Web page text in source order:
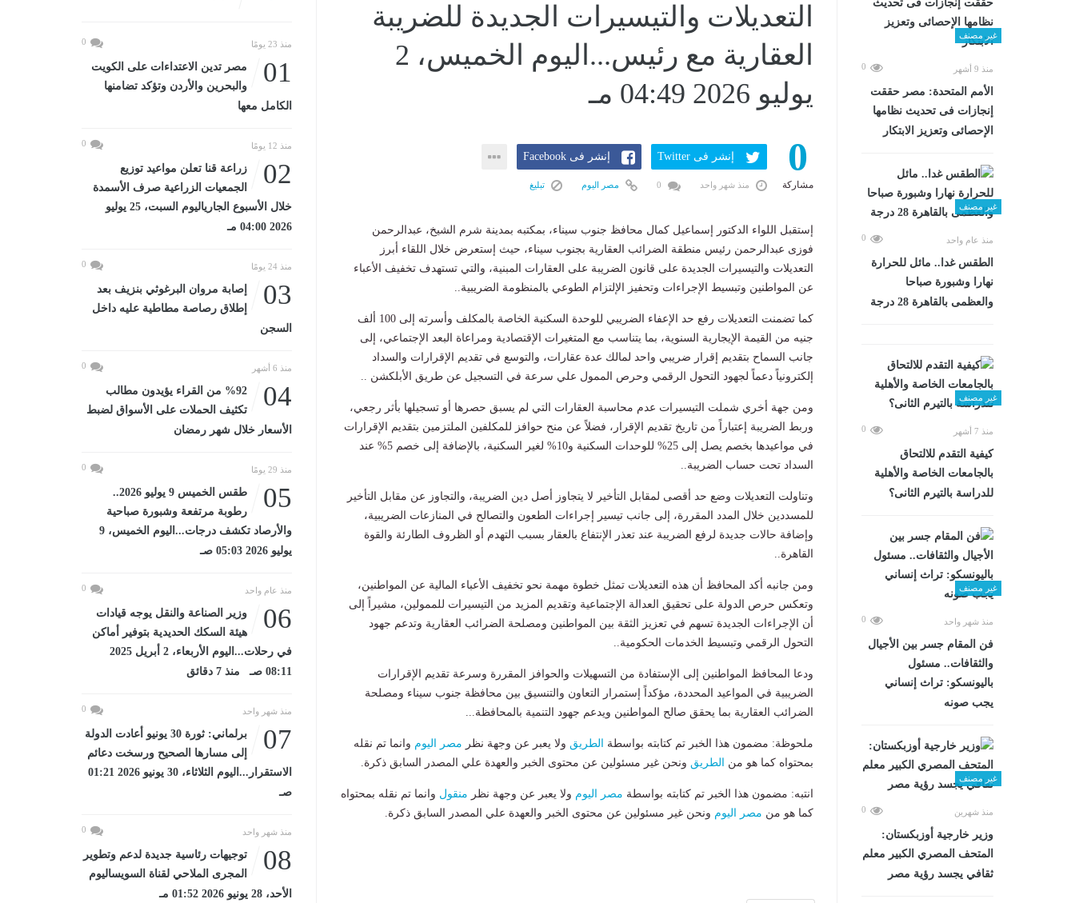
غير مصنف
منذ 9 أشهر 0
الأمم المتحدة: مصر حققت
إنجازات فى تحديث نظامها
الإحصائى وتعزيز الابتكار
غير مصنف
منذ عام واحد 0
الطقس غدا.. مائل للحرارة
نهارا وشبورة صباحا
والعظمى بالقاهرة 28 درجة
غير مصنف
منذ 7 أشهر 0
كيفية التقدم للالتحاق
بالجامعات الخاصة والأهلية
للدراسة بالتيرم الثانى؟
غير مصنف
منذ شهر واحد 0
فن المقام جسر بين الأجيال
والثقافات.. مسئول
باليونسكو: تراث إنساني
يجب صونه
غير مصنف
منذ شهرين 0
وزير خارجية أوزبكستان:
المتحف المصري الكبير معلم
ثقافي يجسد رؤية مصر
التعديلات والتيسيرات الجديدة للضريبة
العقارية مع رئيس...اليوم الخميس، 2
يوليو 2026 04:49 مـ
0
مشاركة
إنشر فى Twitter إنشر فى Facebook
منذ شهر واحد مصر اليوم تبليغ
إستقبل اللواء الدكتور إسماعيل كمال محافظ جنوب سيناء، بمكتبه بمدينة شرم الشيخ، عبدالرحمن
فوزى عبدالرحمن رئيس منطقة الضرائب العقارية بجنوب سيناء، حيث إستعرض خلال اللقاء أبرز
التعديلات والتيسيرات الجديدة على قانون الضريبة على العقارات المبنية، والتي تستهدف تخفيف الأعباء
عن المواطنين وتبسيط الإجراءات وتحفيز الإلتزام الطوعي بالمنظومة الضريبية..
كما تضمنت التعديلات رفع حد الإعفاء الضريبي للوحدة السكنية الخاصة بالمكلف وأسرته إلى 100 ألف
جنيه من القيمة الإيجارية السنوية، بما يتناسب مع المتغيرات الإقتصادية ومراعاة البعد الإجتماعي، إلى
جانب السماح بتقديم إقرار ضريبي واحد لمالك عدة عقارات، والتوسع في تقديم الإقرارات والسداد
إلكترونياً دعماً لجهود التحول الرقمي وحرص الممول علي سرعة في التسجيل عن طريق الأبلكشن ..
ومن جهة أخري شملت التيسيرات عدم محاسبة العقارات التي لم يسبق حصرها أو تسجيلها بأثر رجعي،
وربط الضريبة إعتباراً من تاريخ تقديم الإقرار، فضلاً عن منح حوافز للمكلفين الملتزمين بتقديم الإقرارات
في مواعيدها بخصم يصل إلى 25% للوحدات السكنية و10% لغير السكنية، بالإضافة إلى خصم 5% عند
السداد تحت حساب الضريبة..
وتناولت التعديلات وضع حد أقصى لمقابل التأخير لا يتجاوز أصل دين الضريبة، والتجاوز عن مقابل التأخير
للمسددين خلال المدد المقررة، إلى جانب تيسير إجراءات الطعون والتصالح في المنازعات الضريبية،
وإضافة حالات جديدة لرفع الضريبة عند تعذر الإنتفاع بالعقار بسبب التهدم أو الظروف الطارئة والقوة
القاهرة..
ومن جانبه أكد المحافظ أن هذه التعديلات تمثل خطوة مهمة نحو تخفيف الأعباء المالية عن المواطنين،
وتعكس حرص الدولة على تحقيق العدالة الإجتماعية وتقديم المزيد من التيسيرات للممولين، مشيراً إلى
أن الإجراءات الجديدة تسهم في تعزيز الثقة بين المواطنين ومصلحة الضرائب العقارية وتدعم جهود
التحول الرقمي وتبسيط الخدمات الحكومية..
ودعا المحافظ المواطنين إلى الإستفادة من التسهيلات والحوافز المقررة وسرعة تقديم الإقرارات
الضريبية في المواعيد المحددة، مؤكداً إستمرار التعاون والتنسيق بين محافظة جنوب سيناء ومصلحة
الضرائب العقارية بما يحقق صالح المواطنين ويدعم جهود التنمية بالمحافظة...
ملحوظة: مضمون هذا الخبر تم كتابته بواسطة الطريق ولا يعبر عن وجهة نظر مصر اليوم وانما تم نقله
بمحتواه كما هو من
الطريق ونحن غير مسئولين عن محتوى الخبر والعهدة علي المصدر السابق ذكرة.
انتبه: مضمون هذا الخبر تم كتابته بواسطة مصر اليوم ولا يعبر عن وجهة نظر منقول وانما تم نقله بمحتواه
كما هو من مصر اليوم ونحن غير مسئولين عن محتوى الخبر والعهدة علي المصدر السابق ذكرة.
منذ 23 يومًا 0
01
مصر تدين الاعتداءات على الكويت
والبحرين والأردن وتؤكد تضامنها
الكامل معها
منذ 12 يومًا 0
02
زراعة قنا تعلن مواعيد توزيع
الجمعيات الزراعية صرف الأسمدة
خلال الأسبوع الجارياليوم السبت، 25 يوليو
2026 04:00 مـ
منذ 24 يومًا 0
03
إصابة مروان البرغوثي بنزيف بعد
إطلاق رصاصة مطاطية عليه داخل
السجن
منذ 6 أشهر 0
04
%92 من القراء يؤيدون مطالب
تكثيف الحملات على الأسواق لضبط
الأسعار خلال شهر رمضان
منذ 29 يومًا 0
05
طقس الخميس 9 يوليو 2026..
رطوبة مرتفعة وشبورة صباحية
والأرصاد تكشف درجات...اليوم الخميس، 9
يوليو 2026 05:03 صـ
منذ عام واحد 0
06
وزير الصناعة والنقل يوجه قيادات
هيئة السكك الحديدية بتوفير أماكن
في رحلات...اليوم الأربعاء، 2 أبريل 2025
08:11 صـ منذ 7 دقائق
منذ شهر واحد 0
07
برلماني: ثورة 30 يونيو أعادت الدولة
إلى مسارها الصحيح ورسخت دعائم
الاستقرار...اليوم الثلاثاء، 30 يونيو 2026 01:21
صـ
منذ شهر واحد 0
08
توجيهات رئاسية جديدة لدعم وتطوير
المجرى الملاحي لقناة السويساليوم
الأحد، 28 يونيو 2026 01:52 مـ